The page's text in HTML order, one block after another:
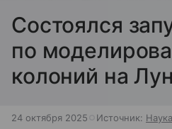
Состоялся
по
колоний на
24 октября 2025 Источник: